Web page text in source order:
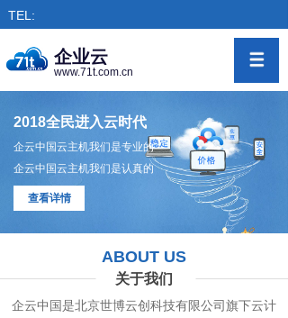
TEL:
企业云
www.71t.com.cn
2018全民进入云时代
企云中国云主机我们是专业的
企云中国云主机我们是认真的
查看详情
ABOUT US
关于我们
企云中国是北京世博云创科技有限公司旗下云计